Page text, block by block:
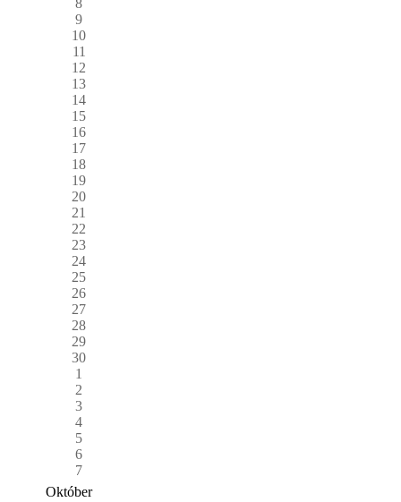
9
10
11
12
13
14
15
16
17
18
19
20
21
22
23
24
25
26
27
28
29
30
1
2
3
4
5
6
7
Október